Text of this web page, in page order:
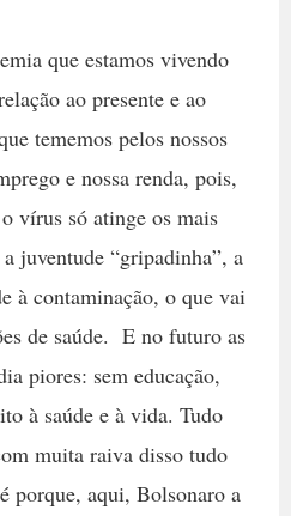
que estamos vivendo
ao presente e ao
tememos pelos nossos
e nossa renda, pois,
vírus só atinge os mais
juventude “gripadinha”, a
à contaminação, o que vai
de saúde. E no futuro as
piores: sem educação,
à saúde e à vida. Tudo
muita raiva disso tudo
porque, aqui, Bolsonaro a